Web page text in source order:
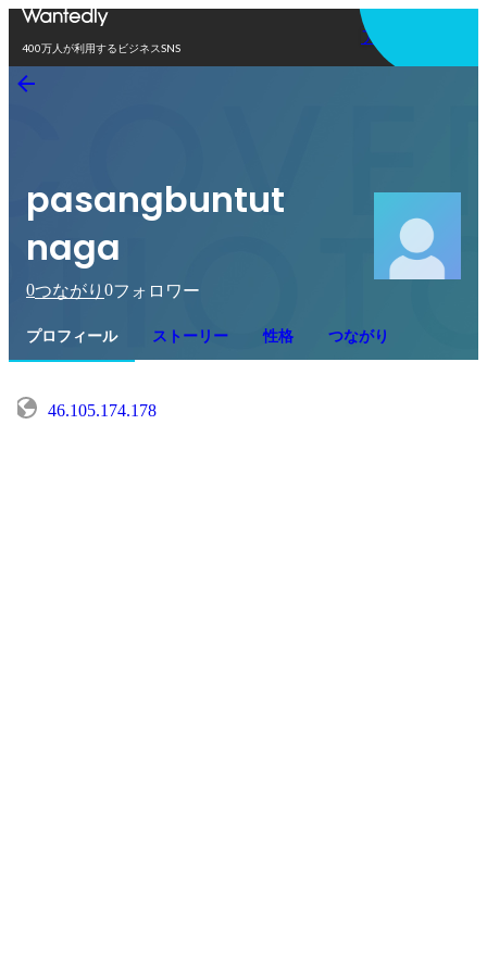
400万人が利用するビジネスSNS
アプリを使う
pasangbuntut
naga
0つながり 0フォロワー
プロフィール ストーリー 性格 つながり
46.105.174.178